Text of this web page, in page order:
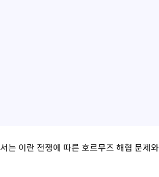
는 이란 전쟁에 따른 호르무즈 해협 문제